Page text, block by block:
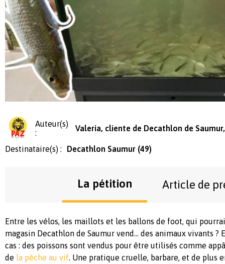
Auteur(s)
:
Valeria, cliente de Decathlon de
Destinataire(s) : Decathlon Saumur (49)
La pétition Article de
Entre les vélos, les maillots et les ballons de foot, qui
magasin Decathlon de Saumur vend… des animaux vivants ?
cas : des poissons sont vendus pour être utilisés comme
de la pêche au vif. Une pratique cruelle, barbare, et de plus